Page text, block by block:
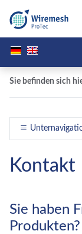
Sie befinden sich
Kontakt
Sie haben
Produkten?